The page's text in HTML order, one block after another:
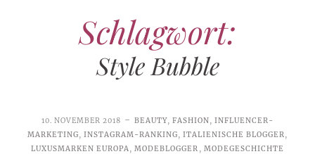
Schlagwort:
Style Bubble
10. NOVEMBER 2018 BEAUTY, FASHION,INFLUENCER-
MARKETING, INSTAGRAM-RANKING,ITALIENISCHE BLOGGER,
LUXUSMARKEN EUROPA,MODEBLOGGER , MODEGESCHICHTE